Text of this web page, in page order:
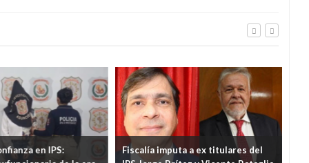
en IPS:
Fiscalía imputa a ex titulares del